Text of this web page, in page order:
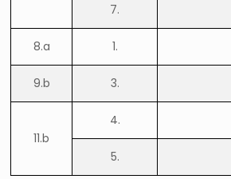
7.
8.a 1.
9.b 3.
11.b
4.
5.